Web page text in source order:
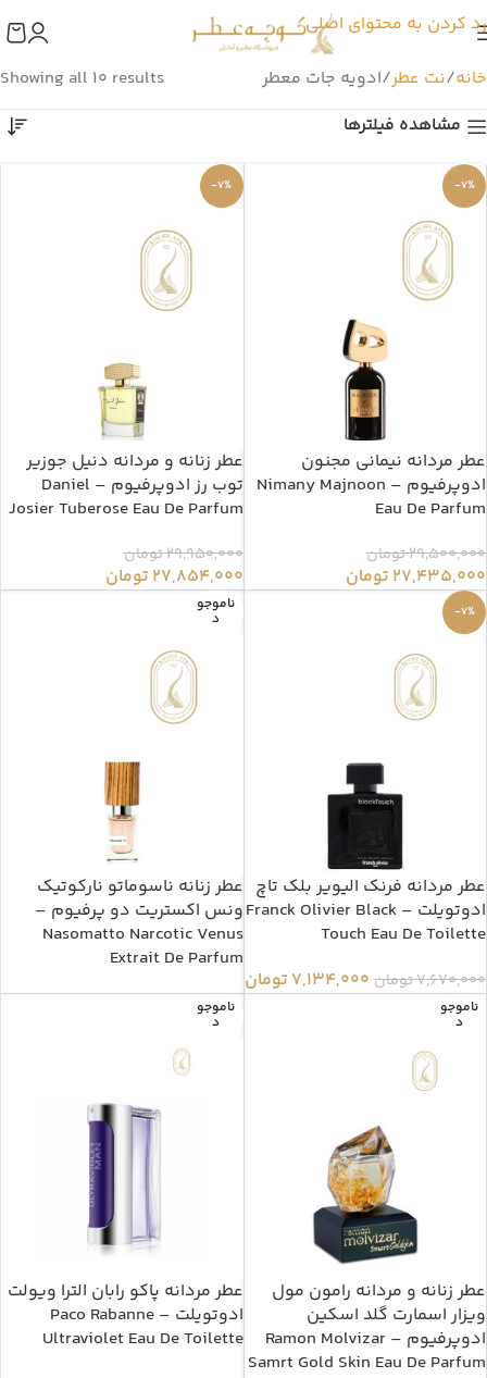
رد کردن به محتوای اصلی
خانه نت عطر ادویه جات معطر
Showing all 10 results
مشاهده فیلترها
-7%
عطر مردانه نیمانی مجنون
ادوپرفیوم – Nimany Majnoon
Eau De Parfum
29,500,000تومان
27,435,000 تومان
-7%
عطر زنانه و مردانه دنیل جوزیر
توب رز ادوپرفیوم – Daniel
Josier Tuberose Eau De Parfum
29,950,000تومان
27,854,000 تومان
-7%
عطر مردانه فرنک الیویر بلک تاچ
ادوتویلت – Franck Olivier Black
Touch Eau De Toilette
7,670,000تومان 7,134,000 تومان
ناموجو
د
عطر زنانه ناسوماتو نارکوتیک
ونس اکستریت دو پرفیوم –
Nasomatto Narcotic Venus
Extrait De Parfum
ناموجو
د
عطر زنانه و مردانه رامون مول
ویزار اسمارت گلد اسکین
ادوپرفیوم – Ramon Molvizar
Samrt Gold Skin Eau De Parfum
ناموجو
د
عطر مردانه پاکو رابان الترا ویولت
ادوتویلت – Paco Rabanne
Ultraviolet Eau De Toilette